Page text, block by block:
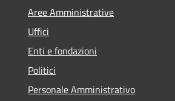
Aree Amministrative
Uffici
Enti e fondazioni
Politici
Personale Amministrativo